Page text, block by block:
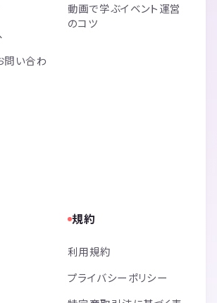
問い合わ
動画で学ぶイベント運営
のコツ
規約
利用規約
プライバシーポリシー